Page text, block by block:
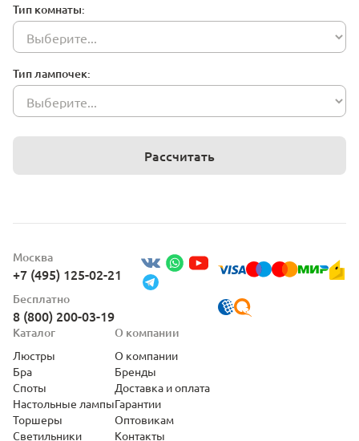
Тип комнаты:
Тип лампочек:
Рассчитать
Москва
+7 (495) 125-02-21
Бесплатно
8 (800) 200-03-19
Каталог
Люстры
Бра
Споты
Настольные лампы
Торшеры
Светильники
О компании
О компании
Бренды
Доставка и оплата
Гарантии
Оптовикам
Контакты